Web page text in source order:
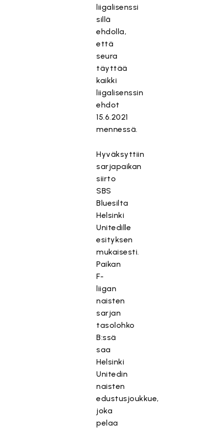
liigalisenssi
sillä
ehdolla,
että
seura
täyttää
kaikki
liigalisenssin
ehdot
15.6.2021
mennessä.
Hyväksyttiin
sarjapaikan
siirto
SBS
Bluesilta
Helsinki
Unitedille
esityksen
mukaisesti.
Paikan
F-
liigan
naisten
sarjan
tasolohko
B:ssä
saa
Helsinki
Unitedin
naisten
edustusjoukkue,
joka
pelaa